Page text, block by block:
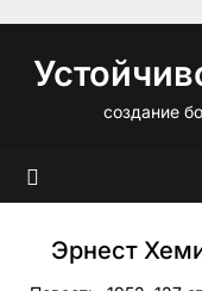
содержимому
создание
Эрнест